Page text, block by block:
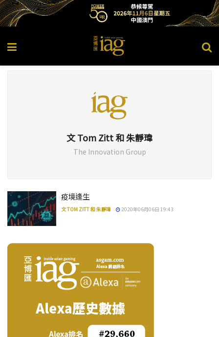
文 Tom Zitt 和 朱靜瑋
The Innovation Group
疫境逢生
文 TOM ZITT 和 朱靜瑋 2020年06月06日 19:43